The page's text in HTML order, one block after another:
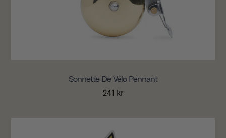
Sonnette De Vélo Pennant
241 kr